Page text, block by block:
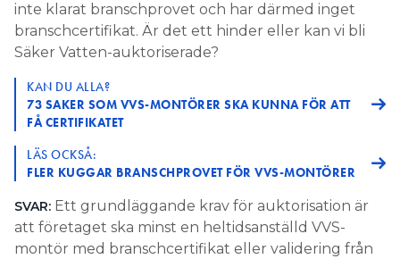
inte klarat branschprovet och har därmed inget
branschcertifikat. Är det ett hinder eller kan vi bli
Säker Vatten-auktoriserade?
KAN DU ALLA?
73 SAKER SOM VVS-MONTÖRER SKA KUNNA FÖR ATT
FÅ CERTIFIKATET
LÄS OCKSÅ:
FLER KUGGAR BRANSCHPROVET FÖR VVS-MONTÖRER
SVAR: Ett grundläggande krav för auktorisation är
att företaget ska minst en heltidsanställd VVS-
montör med branschcertifikat eller validering från